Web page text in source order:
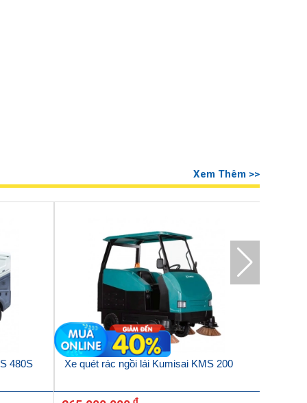
Xem Thêm >>
480S Xe quét rác ngồi lái Kumisai KMS 200
đ